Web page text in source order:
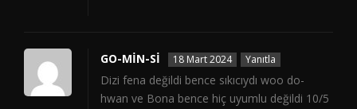
GO-MİN-Sİ 18 Mart 2024 Yanıtla
Dizi fena değildi bence sıkıcıydı woo do-
hwan ve Bona bence hiç uyumlu değildi 10/5